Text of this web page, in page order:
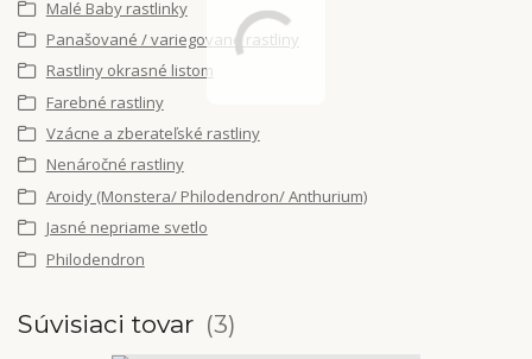
Malé Baby rastlinky
Panašované / variegované rastliny
Rastliny okrasné listom
Farebné rastliny
Vzácne a zberateľské rastliny
Nenáročné rastliny
Aroidy (Monstera/ Philodendron/ Anthurium)
Jasné nepriame svetlo
Philodendron
Súvisiaci tovar 3